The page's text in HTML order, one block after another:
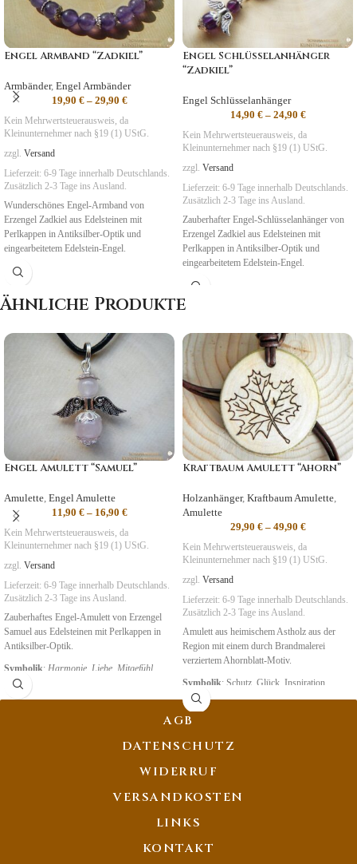
Engel Armband “Zadkiel”
Armbänder, Engel Armbänder
19,90 €– 29,90 €
Kein Mehrwertsteuerausweis, da
Kleinunternehmer nach §19 (1) UStG.
zzgl. Versand
Lieferzeit: 6-9 Tage innerhalb Deutschlands.
Zusätzlich 2-3 Tage ins Ausland.
Wunderschönes Engel-Armband von
Erzengel Zadkiel aus Edelsteinen mit
Perlkappen in Antiksilber-Optik und
eingearbeitetem Edelstein-Engel.
Symbolik
Engel Schlüsselanhänger
“Zadkiel”
Engel Schlüsselanhänger
14,90 €– 24,90 €
Kein Mehrwertsteuerausweis, da
Kleinunternehmer nach §19 (1) UStG.
zzgl. Versand
Lieferzeit: 6-9 Tage innerhalb Deutschlands.
Zusätzlich 2-3 Tage ins Ausland.
Zauberhafter Engel-Schlüsselanhänger von
Erzengel Zadkiel aus Edelsteinen mit
Perlkappen in Antiksilber-Optik und
eingearbeitetem Edelstein-Engel.
Symbolik
Transformation
Ähnliche Produkte
Engel Amulett “Samuel”
Amulette, Engel Amulette
11,90 €– 16,90 €
Kein Mehrwertsteuerausweis, da
Kleinunternehmer nach §19 (1) UStG.
zzgl. Versand
Lieferzeit: 6-9 Tage innerhalb Deutschlands.
Zusätzlich 2-3 Tage ins Ausland.
Zauberhaftes Engel-Amulett von Erzengel
Samuel aus Edelsteinen mit Perlkappen in
Antiksilber-Optik.
Symbolik: Harmonie, Liebe, Mitgefühl
Kraftbaum Amulett “Ahorn”
Holzanhänger, Kraftbaum Amulette,
Amulette
29,90 €– 49,90 €
Kein Mehrwertsteuerausweis, da
Kleinunternehmer nach §19 (1) UStG.
zzgl. Versand
Lieferzeit: 6-9 Tage innerhalb Deutschlands.
Zusätzlich 2-3 Tage ins Ausland.
Amulett aus heimischem Astholz aus der
Region mit einem durch Brandmalerei
verziertem Ahornblatt-Motiv.
Symbolik: Schutz, Glück, Inspiration
AGB
DATENSCHUTZ
WIDERRUF
VERSANDKOSTEN
LINKS
KONTAKT